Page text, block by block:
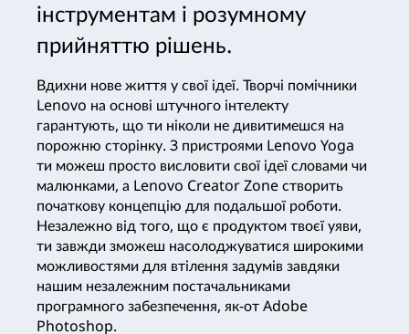
інструментам і розумному
прийняттю рішень.
Вдихни нове життя у свої ідеї. Творчі помічники
Lenovo на основі штучного інтелекту
гарантують, що ти ніколи не дивитимешся на
порожню сторінку. З пристроями Lenovo Yoga
ти можеш просто висловити свої ідеї словами чи
малюнками, а Lenovo Creator Zone створить
початкову концепцію для подальшої роботи.
Незалежно від того, що є продуктом твоєї уяви,
ти завжди зможеш насолоджуватися широкими
можливостями для втілення задумів завдяки
нашим незалежним постачальниками
програмного забезпечення, як-от Adobe
Photoshop.